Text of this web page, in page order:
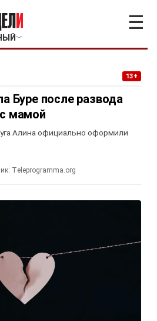
﹀
☰
13+
Буре после развода
мамой
Алина официально оформили
Тeleprogramma.org